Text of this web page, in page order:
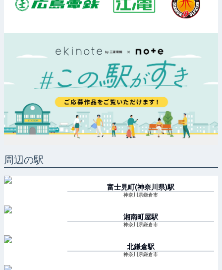
周辺の駅
富士見町(神奈川県)駅
神奈川県鎌倉市
湘南町屋駅
神奈川県鎌倉市
北鎌倉駅
神奈川県鎌倉市